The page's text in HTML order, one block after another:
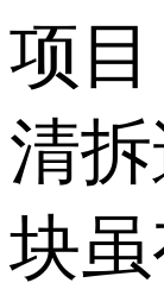
项
清
块